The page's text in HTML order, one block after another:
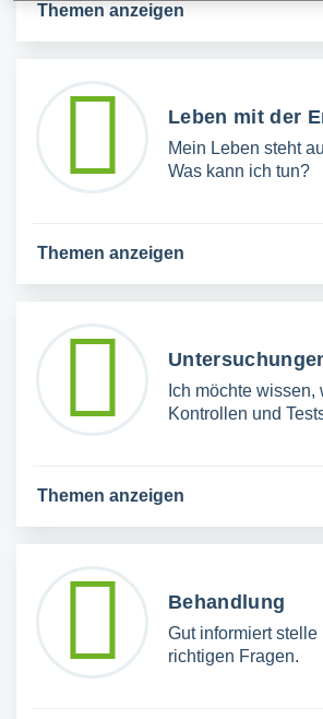
Themen anzeigen
Leben mit der
Mein Leben steht
Was kann ich tun?
Themen anzeigen
Ich möchte wissen,
Kontrollen und
Themen anzeigen
Behandlung
Gut informiert
richtigen Fragen.